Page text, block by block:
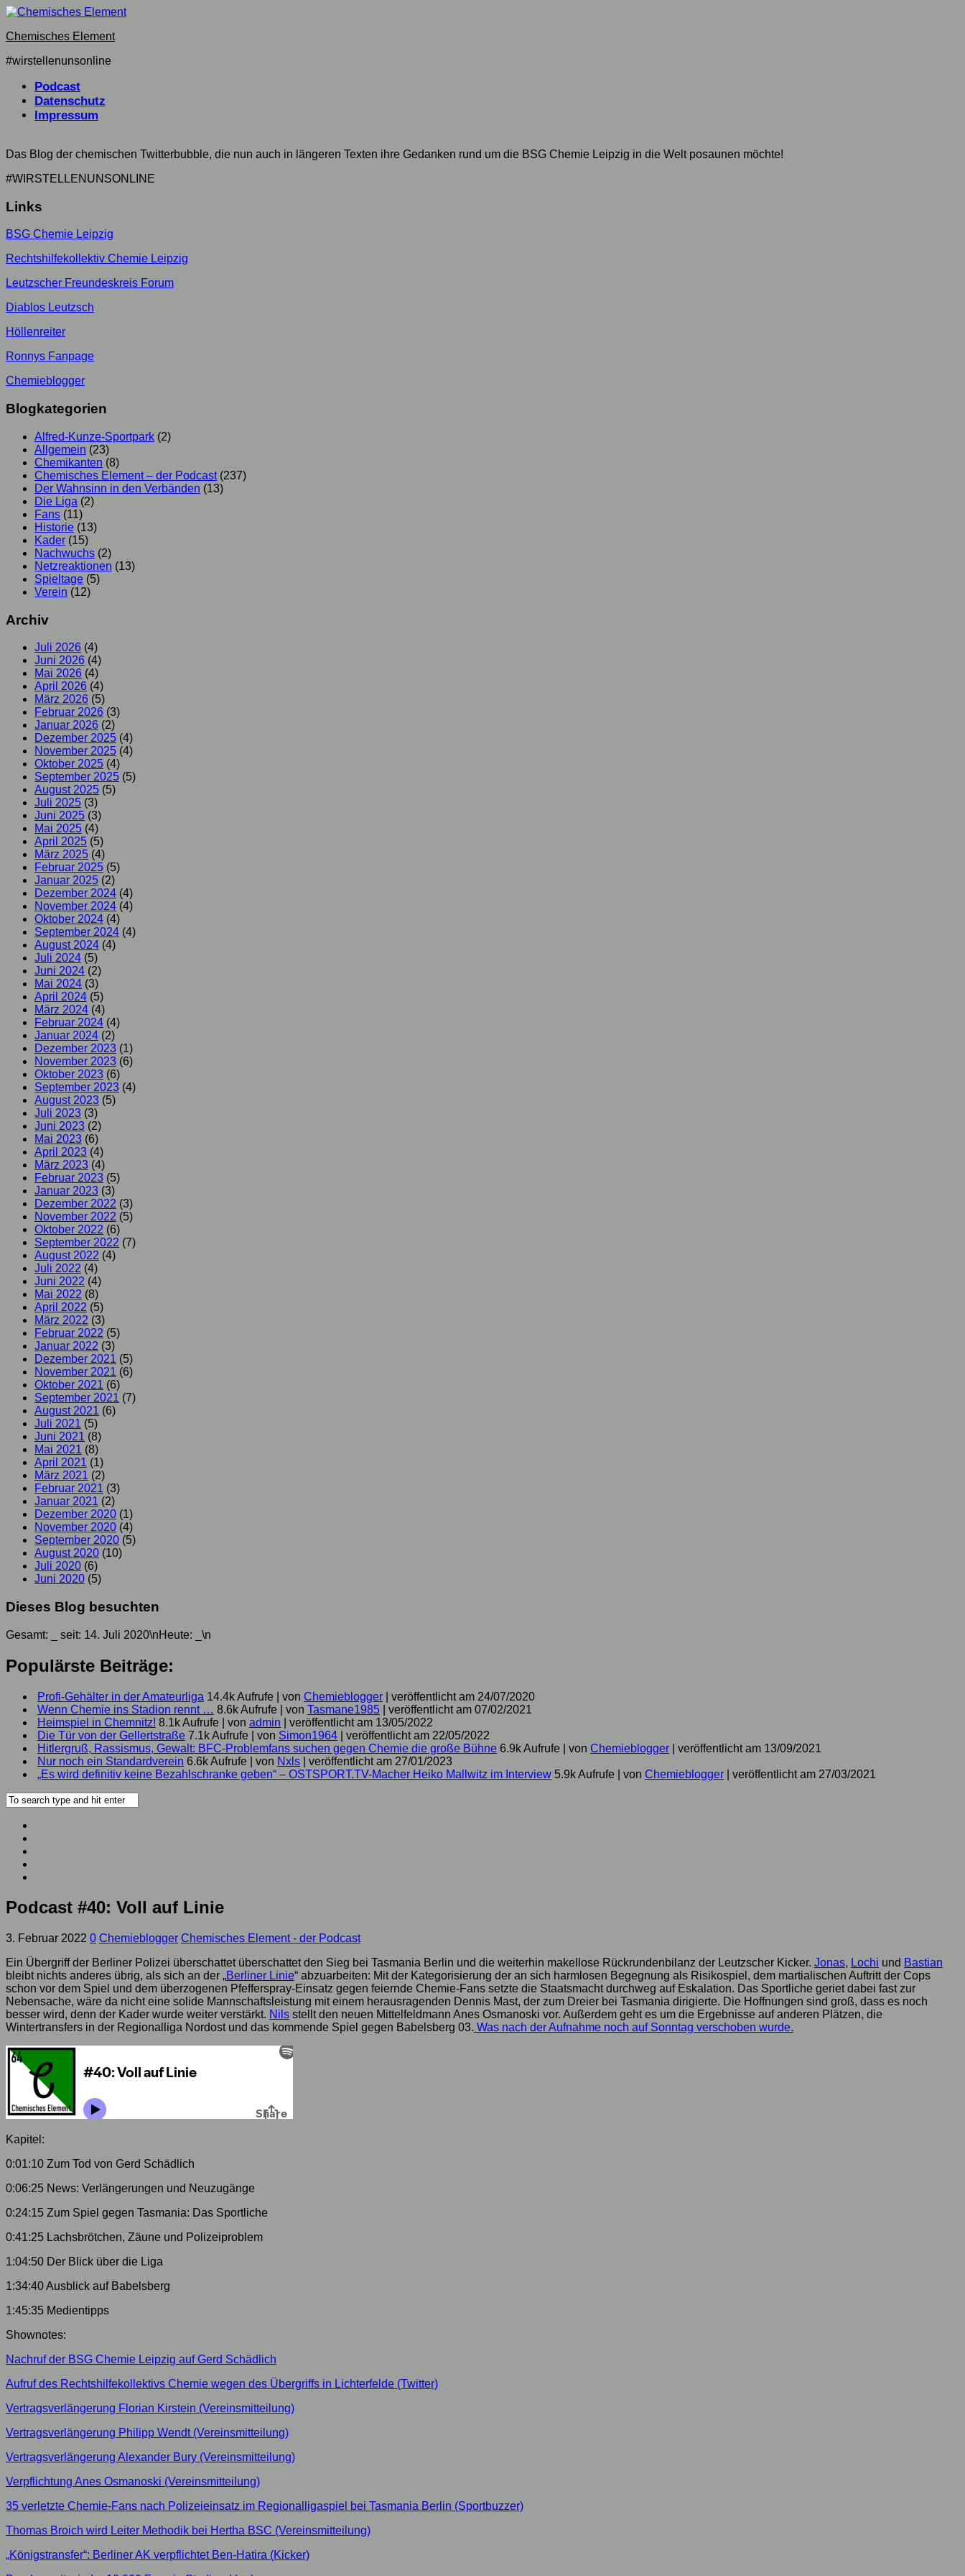
Skip
content
Chemisches Element
#wirstellenunsonline
Podcast
Datenschutz
Impressum
Das Blog der chemischen Twitterbubble, die nun auch in längeren Texten ihre Gedanken rund um die BSG Chemie Leipzig in die Welt posaunen möchte!
#WIRSTELLENUNSONLINE
Links
BSG Chemie Leipzig
Rechtshilfekollektiv Chemie Leipzig
Leutzscher Freundeskreis Forum
Diablos Leutzsch
Höllenreiter
Ronnys Fanpage
Chemieblogger
Blogkategorien
Alfred-Kunze-Sportpark (2)
Allgemein (23)
Chemikanten (8)
Chemisches Element – der Podcast(237)
Der Wahnsinn in den Verbänden (13)
Die Liga (2)
Fans (11)
Historie (13)
Kader (15)
Nachwuchs (2)
Netzreaktionen (13)
Spieltage (5)
Verein (12)
Archiv
Juli 2026 (4)
Juni 2026 (4)
Mai 2026 (4)
April 2026 (4)
März 2026 (5)
Februar 2026 (3)
Januar 2026 (2)
Dezember 2025 (4)
November 2025 (4)
Oktober 2025 (4)
September 2025 (5)
August 2025 (5)
Juli 2025 (3)
Juni 2025 (3)
Mai 2025 (4)
April 2025 (5)
März 2025 (4)
Februar 2025 (5)
Januar 2025 (2)
Dezember 2024 (4)
November 2024 (4)
Oktober 2024 (4)
September 2024 (4)
August 2024 (4)
Juli 2024 (5)
Juni 2024 (2)
Mai 2024 (3)
April 2024 (5)
März 2024 (4)
Februar 2024 (4)
Januar 2024 (2)
Dezember 2023 (1)
November 2023 (6)
Oktober 2023 (6)
September 2023 (4)
August 2023 (5)
Juli 2023 (3)
Juni 2023 (2)
Mai 2023 (6)
April 2023 (4)
März 2023 (4)
Februar 2023 (5)
Januar 2023 (3)
Dezember 2022 (3)
November 2022 (5)
Oktober 2022 (6)
September 2022 (7)
August 2022 (4)
Juli 2022 (4)
Juni 2022 (4)
Mai 2022 (8)
April 2022 (5)
März 2022 (3)
Februar 2022 (5)
Januar 2022 (3)
Dezember 2021 (5)
November 2021 (6)
Oktober 2021 (6)
September 2021 (7)
August 2021 (6)
Juli 2021 (5)
Juni 2021 (8)
Mai 2021 (8)
April 2021 (1)
März 2021 (2)
Februar 2021 (3)
Januar 2021 (2)
Dezember 2020 (1)
November 2020 (4)
September 2020 (5)
August 2020 (10)
Juli 2020 (6)
Juni 2020 (5)
Dieses Blog besuchten
Gesamt: seit: 14. Juli 2020\nHeute: \n
Populärste Beiträge:
Profi-Gehälter in der Amateurliga 14.4k Aufrufe von Chemieblogger
veröffentlicht am 24/07/2020
Wenn Chemie ins Stadion rennt … 8.6k Aufrufe von Tasmane1985
veröffentlicht am 07/02/2021
Heimspiel in Chemnitz! 8.1k Aufrufe von admin
veröffentlicht am 13/05/2022
Die Tür von der Gellertstraße 7.1k Aufrufe von Simon1964
veröffentlicht am 22/05/2022
Hitlergruß, Rassismus, Gewalt: BFC-Problemfans suchen gegen Chemie die große Bühne 6.9k Aufrufe von Chemieblogger
veröffentlicht am 13/09/2021
Nur noch ein Standardverein 6.6k Aufrufe von Nxls
veröffentlicht am 27/01/2023
„Es wird definitiv keine Bezahlschranke geben“ – OSTSPORT.TV-Macher Heiko Mallwitz im Interview 5.9k Aufrufe von Chemieblogger veröffentlicht am 27/03/2021
Podcast #40: Voll auf Linie
3. Februar 2022 0 Chemieblogger Chemisches Element - der Podcast
Ein Übergriff der Berliner Polizei überschattet überschattet den Sieg bei Tasmania Berlin und die weiterhin makellose Rückrundenbilanz der Leutzscher Kicker. Jonas, Lochi und Bastian
bleibt nichts anderes übrig, als sich an der „Berliner Linie“ abzuarbeiten: Mit der Kategorisierung der an sich harmlosen Begegnung als Risikospiel, dem martialischen Auftritt der Cops
schon vor dem Spiel und dem überzogenen Pfefferspray-Einsatz gegen feiernde Chemie-Fans setzte die Staatsmacht durchweg auf Eskalation. Das Sportliche geriet dabei fast zur
Nebensache, wäre da nicht eine solide Mannschaftsleistung mit einem herausragenden Dennis Mast, der zum Dreier bei Tasmania dirigierte. Die Hoffnungen sind groß, dass es noch
besser wird, denn der Kader wurde weiter verstärkt. Nils stellt den neuen Mittelfeldmann Anes Osmanoski vor. Außerdem geht es um die Ergebnisse auf anderen Plätzen, die
Wintertransfers in der Regionalliga Nordost und das kommende Spiel gegen Babelsberg 03. Was nach der Aufnahme noch auf Sonntag verschoben wurde.
Kapitel:
0:01:10 Zum Tod von Gerd Schädlich
0:06:25 News: Verlängerungen und Neuzugänge
0:24:15 Zum Spiel gegen Tasmania: Das Sportliche
0:41:25 Lachsbrötchen, Zäune und Polizeiproblem
1:04:50 Der Blick über die Liga
1:34:40 Ausblick auf Babelsberg
1:45:35 Medientipps
Shownotes:
Nachruf der BSG Chemie Leipzig auf Gerd Schädlich
Aufruf des Rechtshilfekollektivs Chemie wegen des Übergriffs in Lichterfelde (Twitter)
Vertragsverlängerung Florian Kirstein (Vereinsmitteilung)
Vertragsverlängerung Philipp Wendt (Vereinsmitteilung)
Vertragsverlängerung Alexander Bury (Vereinsmitteilung)
Verpflichtung Anes Osmanoski (Vereinsmitteilung)
35 verletzte Chemie-Fans nach Polizeieinsatz im Regionalligaspiel bei Tasmania Berlin (Sportbuzzer)
Thomas Broich wird Leiter Methodik bei Hertha BSC (Vereinsmitteilung)
„Königstransfer“: Berliner AK verpflichtet Ben-Hatira (Kicker)